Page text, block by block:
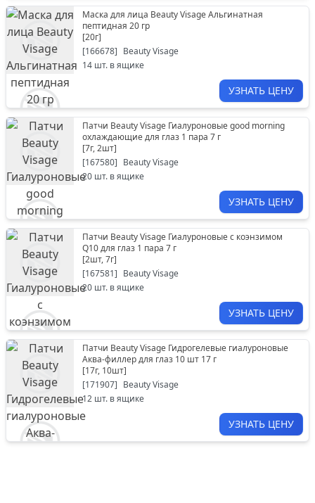
Маска для лица Beauty Visage Альгинатная
пептидная 20 гр
[20г]
[166678] Beauty Visage
14 шт. в ящике
УЗНАТЬ ЦЕНУ
Патчи Beauty Visage Гиалуроновые good morning
охлаждающие для глаз 1 пара 7 г
[7г, 2шт]
[167580] Beauty Visage
20 шт. в ящике
УЗНАТЬ ЦЕНУ
Патчи Beauty Visage Гиалуроновые с коэнзимом
Q10 для глаз 1 пара 7 г
[2шт, 7г]
[167581] Beauty Visage
20 шт. в ящике
УЗНАТЬ ЦЕНУ
Патчи Beauty Visage Гидрогелевые гиалуроновые
Аква-филлер для глаз 10 шт 17 г
[17г, 10шт]
[171907] Beauty Visage
12 шт. в ящике
УЗНАТЬ ЦЕНУ